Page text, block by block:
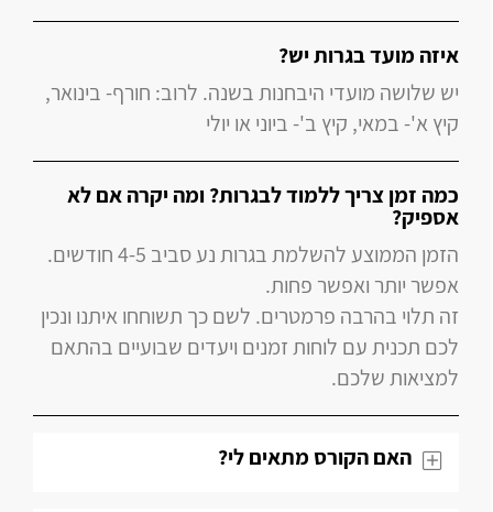
איזה מועד בגרות יש?
יש שלושה מועדי היבחנות בשנה. לרוב: חורף- בינואר,
קיץ א'- במאי, קיץ ב'- ביוני או יולי
כמה זמן צריך ללמוד לבגרות? ומה יקרה אם לא
אספיק?
הזמן הממוצע להשלמת בגרות נע סביב 4-5 חודשים.
אפשר יותר ואפשר פחות.
זה תלוי בהרבה פרמטרים. לשם כך תשוחחו איתנו ונכין
לכם תכנית עם לוחות זמנים ויעדים שבועיים בהתאם
למציאות שלכם.
האם הקורס מתאים לי?